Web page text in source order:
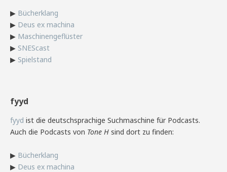
▶ Bücherklang
▶ Deus ex machina
▶ Maschinengeflüster
▶ SNEScast
▶ Spielstand
fyyd
fyyd ist die deutschsprachige Suchmaschine für Podcasts.
Auch die Podcasts von Tone H sind dort zu finden:
▶ Bücherklang
▶ Deus ex machina